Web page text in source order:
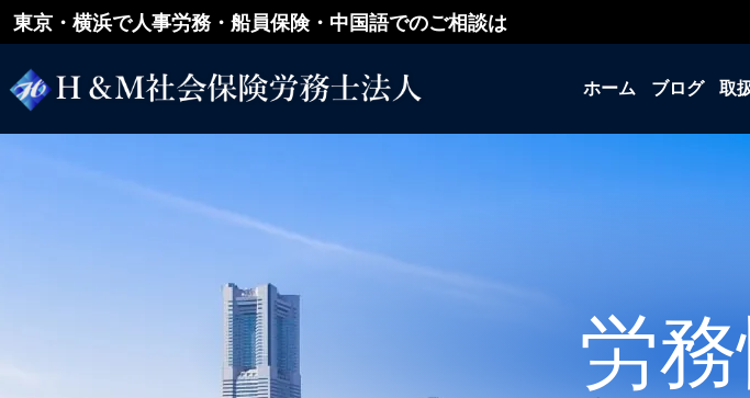
東京・横浜で人事労務・船員保険・中国語でのご相談は
ホーム ブログ 取
労